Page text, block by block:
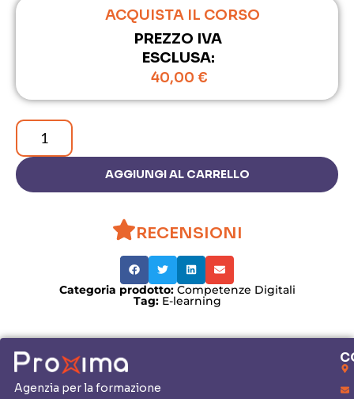
ACQUISTA IL CORSO
PREZZO IVA
ESCLUSA:
40,00 €
AGGIUNGI AL CARRELLO
RECENSIONI
Categoria prodotto: Competenze Digitali
Tag: E-learning
Agenzia per la formazione